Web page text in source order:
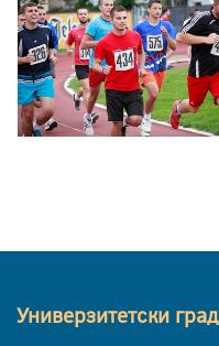
Универзитетски град